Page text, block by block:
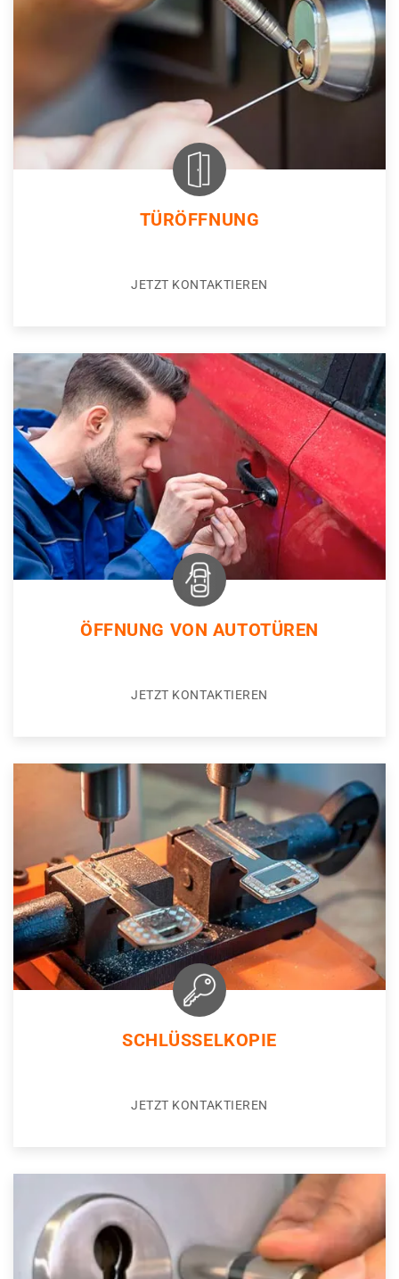
TÜRÖFFNUNG
JETZT KONTAKTIEREN
ÖFFNUNG VON AUTOTÜREN
JETZT KONTAKTIEREN
SCHLÜSSELKOPIE
JETZT KONTAKTIEREN